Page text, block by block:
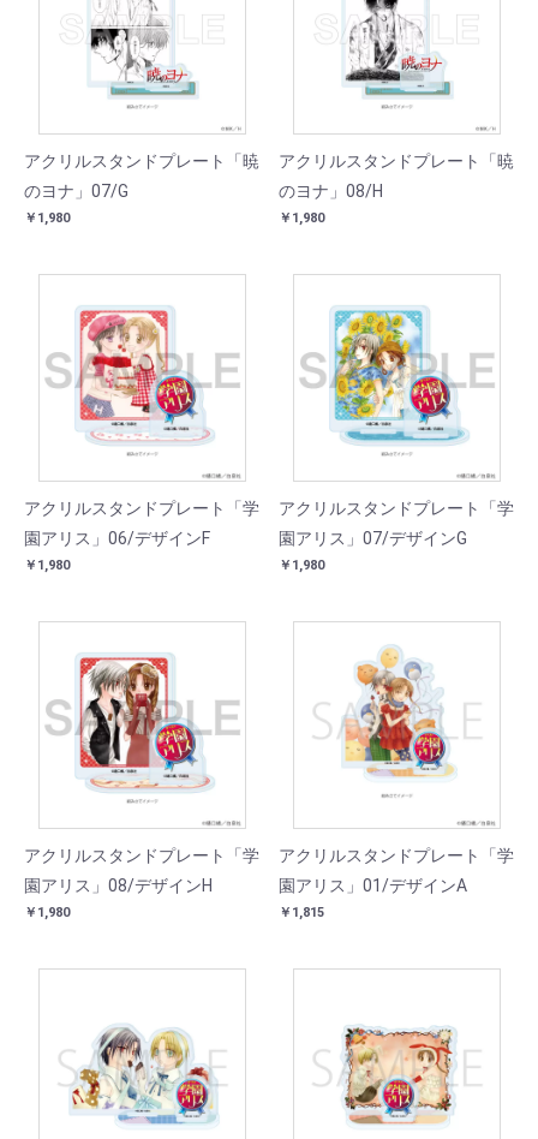
アクリルスタンドプレート「暁
のヨナ」07/G
￥1,980
アクリルスタンドプレート「暁
のヨナ」08/H
￥1,980
アクリルスタンドプレート「学
園アリス」06/デザインF
￥1,980
アクリルスタンドプレート「学
園アリス」07/デザインG
￥1,980
アクリルスタンドプレート「学
園アリス」08/デザインH
￥1,980
アクリルスタンドプレート「学
園アリス」01/デザインA
￥1,815